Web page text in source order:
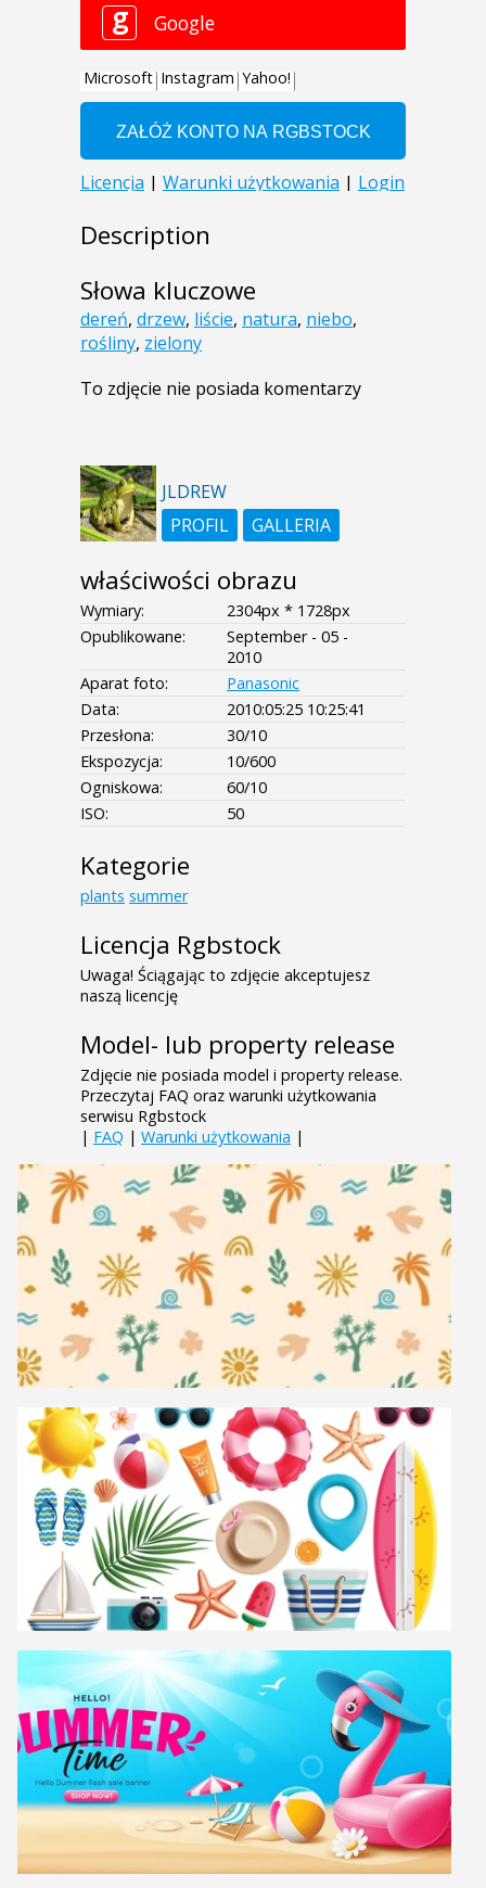
Description
Słowa kluczowe
dereń, drzew, liście, natura, niebo,
rośliny, zielony
To zdjęcie nie posiada komentarzy
JLDREW
PROFIL
GALLERIA
właściwości obrazu
Wymiary:
2304px * 1728px
Opublikowane:
September - 05 -
2010
Aparat foto:
Panasonic
Data:
2010:05:25 10:25:41
Przesłona:
30/10
Ekspozycja:
10/600
Ogniskowa:
60/10
ISO:
50
Kategorie
plants summer
Licencja Rgbstock
Uwaga! Ściągając to zdjęcie akceptujesz
naszą licencję
Model- lub property release
Zdjęcie nie posiada model i property release.
Przeczytaj FAQ oraz warunki użytkowania
serwisu Rgbstock
| FAQ | Warunki użytkowania |